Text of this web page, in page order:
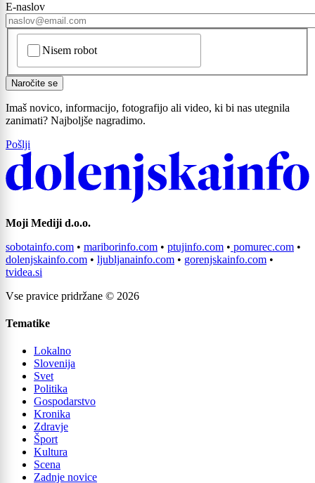
E-naslov
Nisem robot
Naročite se
Imaš novico, informacijo, fotografijo ali video, ki bi nas utegnila
zanimati? Najboljše nagradimo.
Pošlji
Moji Mediji d.o.o.
sobotainfo.com • mariborinfo.com • ptujinfo.com • pomurec.com •
dolenjskainfo.com • ljubljanainfo.com • gorenjskainfo.com •
tvidea.si
Vse pravice pridržane © 2026
Tematike
Lokalno
Slovenija
Svet
Politika
Gospodarstvo
Kronika
Zdravje
Šport
Kultura
Scena
Zadnje novice
Prijavi se na cajtng